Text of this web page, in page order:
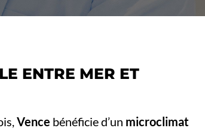
ENTRE MER ET
Vence bénéficie d’un microclimat